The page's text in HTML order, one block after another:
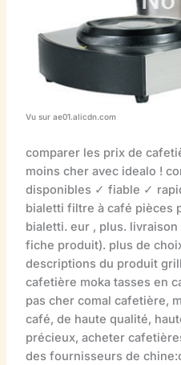
Vu sur ae01.alicdn.com
comparer les prix de
moins cher avec idealo !
disponibles ✓ fiable ✓
bialetti filtre à café pièces
bialetti. eur , plus.
fiche produit). plus de
descriptions du produit
cafetière moka tasses en
pas cher comal cafetière,
café, de haute qualité,
précieux, acheter
des fournisseurs de